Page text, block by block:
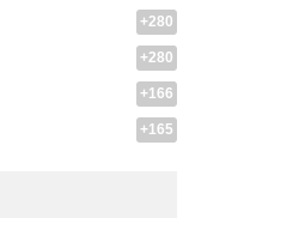
+280
+280
+166
+165